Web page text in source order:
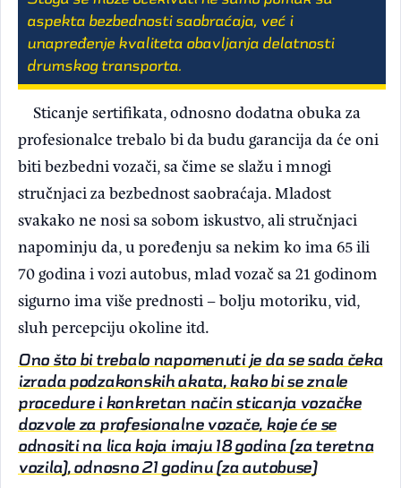
aspekta bezbednosti saobraćaja, već i
unapređenje kvaliteta obavljanja delatnosti
drumskog transporta.
Sticanje sertifikata, odnosno dodatna obuka za
profesionalce trebalo bi da budu garancija da će oni
biti bezbedni vozači, sa čime se slažu i mnogi
stručnjaci za bezbednost saobraćaja. Mladost
svakako ne nosi sa sobom iskustvo, ali stručnjaci
napominju da, u poređenju sa nekim ko ima 65 ili
70 godina i vozi autobus, mlad vozač sa 21 godinom
sigurno ima više prednosti – bolju motoriku, vid,
sluh percepciju okoline itd.
Ono što bi trebalo napomenuti je da se sada čeka
izrada podzakonskih akata, kako bi se znale
procedure i konkretan način sticanja vozačke
dozvole za profesionalne vozače, koje će se
odnositi na lica koja imaju 18 godina (za teretna
vozila), odnosno 21 godinu (za autobuse)